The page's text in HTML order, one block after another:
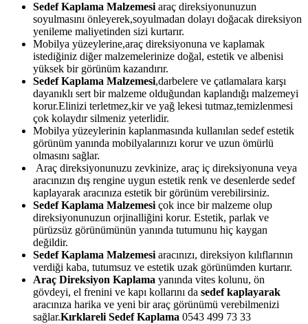
Sedef Kaplama Malzemesi araç direksiyonunuzun
soyulmasını önleyerek,soyulmadan dolayı doğacak direksiyon
yenileme maliyetinden sizi kurtarır.
Mobilya yüzeylerine,araç direksiyonuna ve kaplamak
istediğiniz diğer malzemelerinize doğal, estetik ve albenisi
yüksek bir görünüm kazandırır.
Sedef Kaplama Malzemesi,darbelere ve çatlamalara karşı
dayanıklı sert bir malzeme olduğundan kaplandığı malzemeyi
korur.Elinizi terletmez,kir ve yağ lekesi tutmaz,temizlenmesi
çok kolaydır silmeniz yeterlidir.
Mobilya yüzeylerinin kaplanmasında kullanılan sedef estetik
görünüm yanında mobilyalarınızı korur ve uzun ömürlü
olmasını sağlar.
Araç direksiyonunuzu zevkinize, araç iç direksiyonuna veya
aracınızın dış rengine uygun estetik renk ve desenlerde sedef
kaplayarak aracınıza estetik bir görünüm verebilirsiniz.
Sedef Kaplama Malzemesi çok ince bir malzeme olup
direksiyonunuzun orjinalliğini korur. Estetik, parlak ve
pürüzsüz görünümünün yanında tutumunu hiç kaygan
değildir.
Sedef Kaplama Malzemesi aracınızı, direksiyon kılıflarının
verdiği kaba, tutumsuz ve estetik uzak görünümden kurtarır.
Araç Direksiyon Kaplama yanında vites kolunu, ön
gövdeyi, el frenini ve kapı kollarını da sedef kaplayarak
aracınıza harika ve yeni bir araç görünümü verebilmenizi
sağlar.Kırklareli Sedef Kaplama 0543 499 73 33